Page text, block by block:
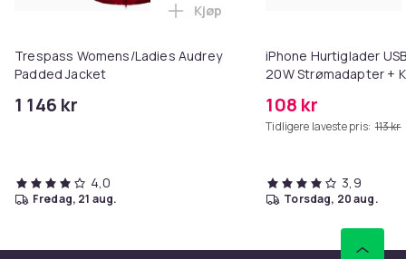
Trespass Womens/Ladies Audrey
Padded Jacket
1 146 kr
Legg Trespass Womens/Ladies
Kjøp
4,0
fredag, 21 aug.
iPhone Hurtiglader
20W Strømadapter +
108 kr
Tidligere laveste pris: 113 kr
3,9
torsdag, 20 aug.